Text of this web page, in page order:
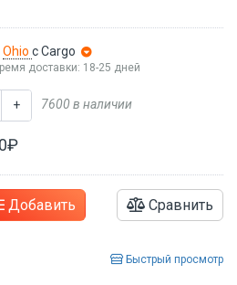
Ohio с Cargo
доставки: 18-25 дней
+ 7600 в наличии
Добавить Сравнить
Быстрый просмотр